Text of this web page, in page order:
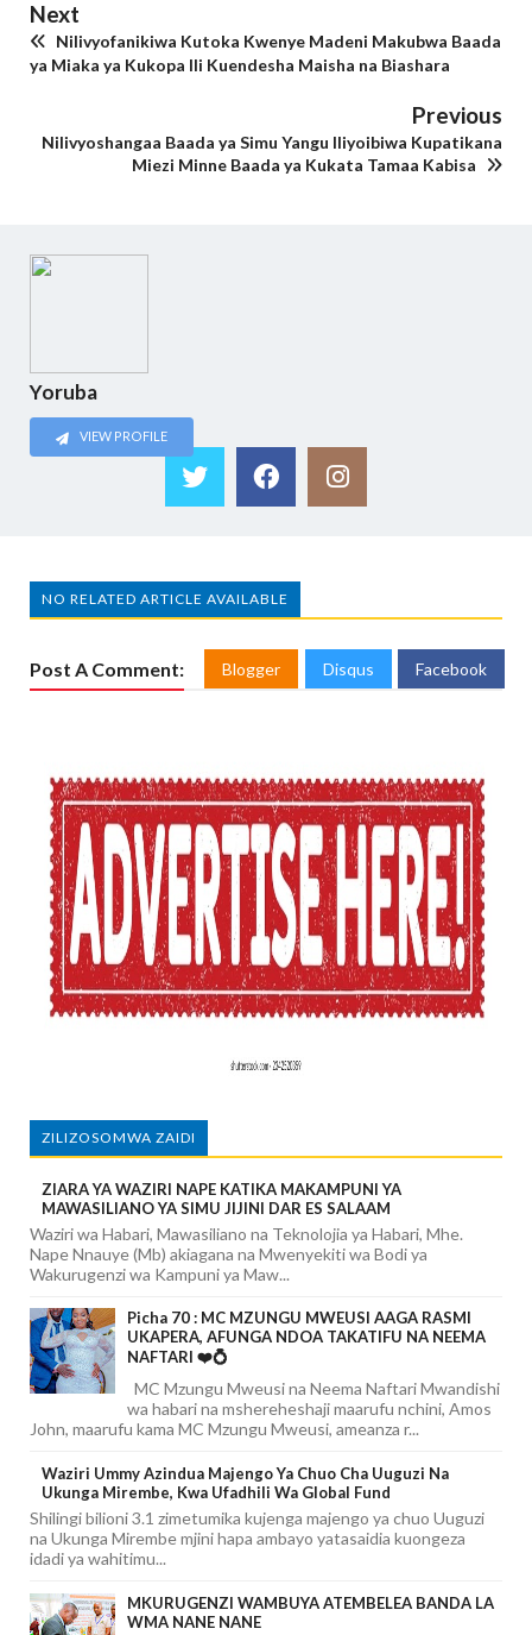
Next
Nilivyofanikiwa Kutoka Kwenye Madeni Makubwa Baada
ya Miaka ya Kukopa Ili Kuendesha Maisha na Biashara
Previous
Nilivyoshangaa Baada ya Simu Yangu Iliyoibiwa Kupatikana
Miezi Minne Baada ya Kukata Tamaa Kabisa
Yoruba
VIEW PROFILE
NO RELATED ARTICLE AVAILABLE
Post A Comment: Blogger Disqus Facebook
ZILIZOSOMWA ZAIDI
ZIARA YA WAZIRI NAPE KATIKA MAKAMPUNI YA
MAWASILIANO YA SIMU JIJINI DAR ES SALAAM
Waziri wa Habari, Mawasiliano na Teknolojia ya Habari, Mhe.
Nape Nnauye (Mb) akiagana na Mwenyekiti wa Bodi ya
Wakurugenzi wa Kampuni ya Maw...
Picha 70 : MC MZUNGU MWEUSI AAGA RASMI
UKAPERA, AFUNGA NDOA TAKATIFU NA NEEMA
NAFTARI ❤️💍
MC Mzungu Mweusi na Neema Naftari Mwandishi
wa habari na mshereheshaji maarufu nchini, Amos
John, maarufu kama MC Mzungu Mweusi, ameanza r...
Waziri Ummy Azindua Majengo Ya Chuo Cha Uuguzi Na
Ukunga Mirembe, Kwa Ufadhili Wa Global Fund
Shilingi bilioni 3.1 zimetumika kujenga majengo ya chuo Uuguzi
na Ukunga Mirembe mjini hapa ambayo yatasaidia kuongeza
idadi ya wahitimu...
MKURUGENZI WAMBUYA ATEMBELEA BANDA LA
WMA NANE NANE